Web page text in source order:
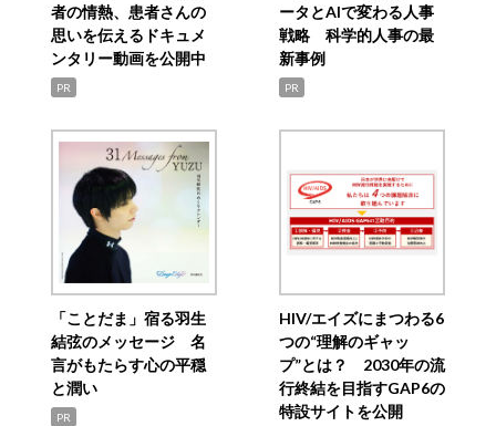
者の情熱、患者さんの
思いを伝えるドキュメ
ンタリー動画を公開中
PR
ータとAIで変わる人事
戦略 科学的人事の最
新事例
PR
「ことだま」宿る羽生
結弦のメッセージ 名
言がもたらす心の平穏
と潤い
PR
HIV/エイズにまつわる6
つの“理解のギャッ
プ”とは？ 2030年の流
行終結を目指すGAP6の
特設サイトを公開